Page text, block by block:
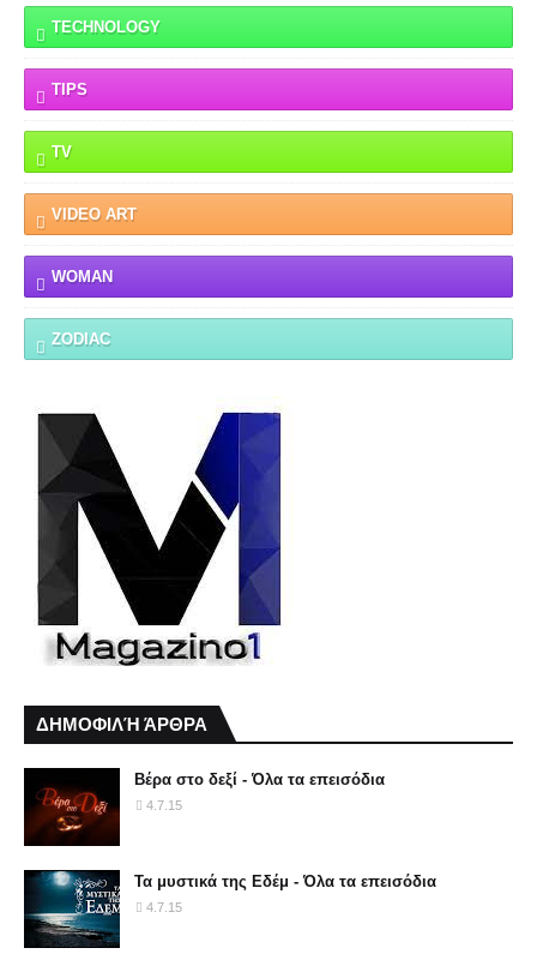
TECHNOLOGY
TIPS
TV
VIDEO ART
WOMAN
ZODIAC
ΔΗΜΟΦΙΛΉ ΆΡΘΡΑ
Βέρα στο δεξί - Όλα τα επεισόδια
4.7.15
Τα μυστικά της Εδέμ - Όλα τα επεισόδια
4.7.15